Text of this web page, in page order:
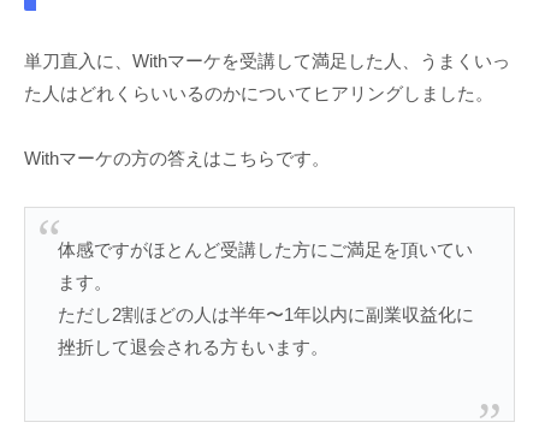
単刀直入に、Withマーケを受講して満足した人、うまくいっ
た人はどれくらいいるのかについてヒアリングしました。
Withマーケの方の答えはこちらです。
体感ですがほとんど受講した方にご満足を頂いてい
ます。
ただし2割ほどの人は半年〜1年以内に副業収益化に
挫折して退会される方もいます。